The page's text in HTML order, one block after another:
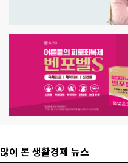
많이 본 생활경제 뉴스